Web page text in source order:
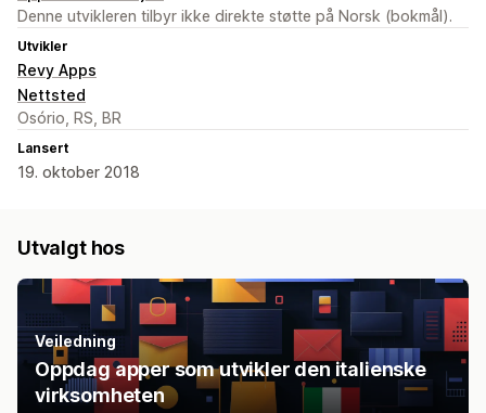
Denne utvikleren tilbyr ikke direkte støtte på Norsk (bokmål).
Utvikler
Revy Apps
Nettsted
Osório, RS, BR
Lansert
19. oktober 2018
Utvalgt hos
Veiledning
Oppdag apper som utvikler den italienske
virksomheten